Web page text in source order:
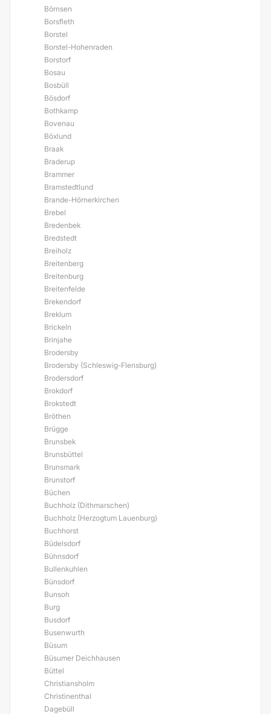
Börnsen
Borsfleth
Borstel
Borstel-Hohenraden
Borstorf
Bosau
Bosbüll
Bösdorf
Bothkamp
Bovenau
Böxlund
Braak
Braderup
Brammer
Bramstedtlund
Brande-Hörnerkirchen
Brebel
Bredenbek
Bredstedt
Breiholz
Breitenberg
Breitenburg
Breitenfelde
Brekendorf
Breklum
Brickeln
Brinjahe
Brodersby
Brodersby (Schleswig-Flensburg)
Brodersdorf
Brokdorf
Brokstedt
Bröthen
Brügge
Brunsbek
Brunsbüttel
Brunsmark
Brunstorf
Büchen
Buchholz (Dithmarschen)
Buchholz (Herzogtum Lauenburg)
Buchhorst
Büdelsdorf
Bühnsdorf
Bullenkuhlen
Bünsdorf
Bunsoh
Burg
Busdorf
Busenwurth
Büsum
Büsumer Deichhausen
Büttel
Christiansholm
Christinenthal
Dagebüll